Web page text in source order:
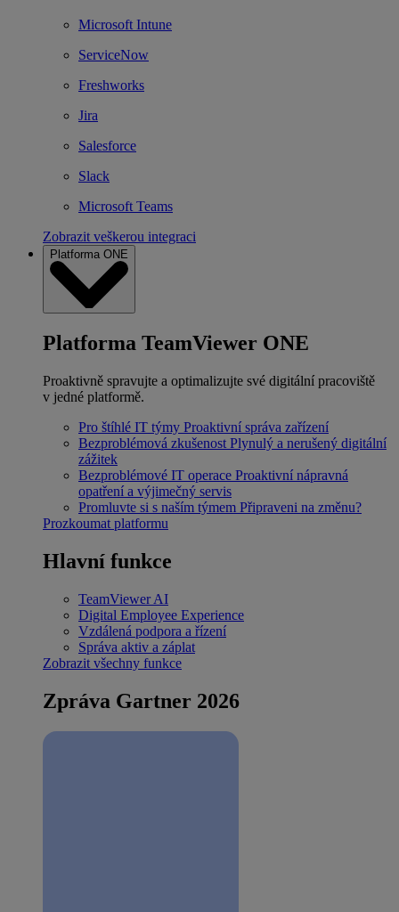
Microsoft Intune
ServiceNow
Freshworks
Jira
Salesforce
Slack
Microsoft Teams
Zobrazit veškerou integraci
Platforma ONE
Platforma TeamViewer ONE
Proaktivně spravujte a optimalizujte své digitální pracoviště
v jedné platformě.
Pro štíhlé IT týmy Proaktivní správa zařízení
Bezproblémová zkušenost Plynulý a nerušený digitální
zážitek
Bezproblémové IT operace Proaktivní nápravná
opatření a výjimečný servis
Promluvte si s naším týmem Připraveni na změnu?
Prozkoumat platformu
Hlavní funkce
TeamViewer AI
Digital Employee Experience
Vzdálená podpora a řízení
Správa aktiv a záplat
Zobrazit všechny funkce
Zpráva Gartner 2026